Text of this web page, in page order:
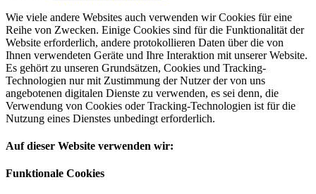
Wie viele andere Websites auch verwenden wir Cookies für eine
Reihe von Zwecken. Einige Cookies sind für die Funktionalität der
Website erforderlich, andere protokollieren Daten über die von
Ihnen verwendeten Geräte und Ihre Interaktion mit unserer Website.
Es gehört zu unseren Grundsätzen, Cookies und Tracking-
Technologien nur mit Zustimmung der Nutzer der von uns
angebotenen digitalen Dienste zu verwenden, es sei denn, die
Verwendung von Cookies oder Tracking-Technologien ist für die
Nutzung eines Dienstes unbedingt erforderlich.
Auf dieser Website verwenden wir:
Funktionale Cookies